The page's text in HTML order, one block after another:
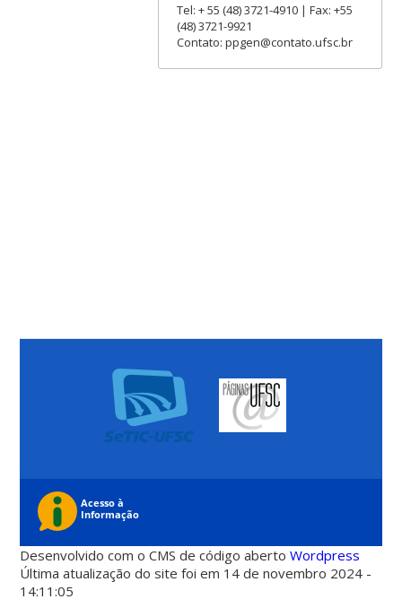
Tel: + 55 (48) 3721-4910 | Fax: +55
(48) 3721-9921
Contato: ppgen@contato.ufsc.br
Desenvolvido com o CMS de código abertoWordpress
Última atualização do site foi em 14 de novembro 2024 -
14:11:05